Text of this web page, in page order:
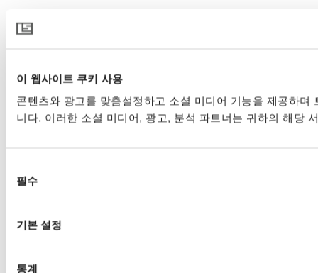
이 웹사이트 쿠키 사용
콘텐츠와 광고를 맞춤설정하고 소셜 미디어 기능을 제공하
니다. 이러한 소셜 미디어, 광고, 분석 파트너는 귀하의 해당
필수
기본 설정
통계